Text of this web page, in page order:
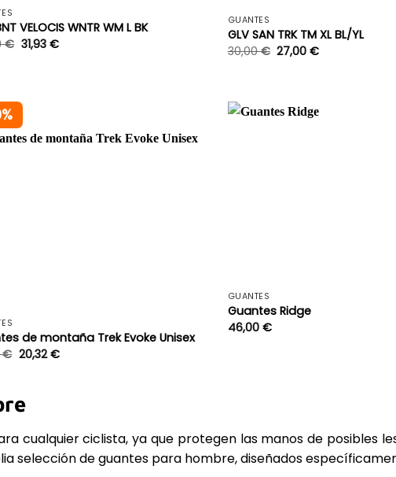
VELOCIS WNTR WM L BK
€ El
precio
31,93 €El
GUANTES
GLV SAN TRK TM XL BL/YL
30,00€ 27,00€
de montaña Trek Evoke Unisex
€ El
precio
23,99 €.
20,32€El
GUANTES
Guantes Ridge
46,00 €
cualquier ciclista, ya que protegen las manos de posibles
selección de guantes para hombre, diseñados